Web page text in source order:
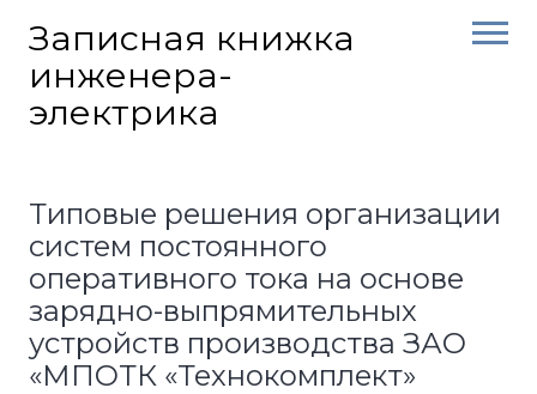
content
Записная книжка
инженера-
электрика
Типовые решения организации
систем постоянного
оперативного тока на основе
зарядно-выпрямительных
устройств производства ЗАО
«МПОТК «Технокомплект»